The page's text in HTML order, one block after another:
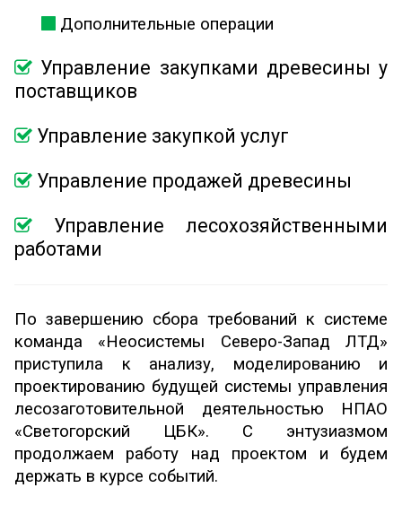
Дополнительные операции
Управление закупками древесины у
поставщиков
Управление закупкой услуг
Управление продажей древесины
Управление лесохозяйственными
работами
По завершению сбора требований к системе
команда «Неосистемы Северо-Запад ЛТД»
приступила к анализу, моделированию и
проектированию будущей системы управления
лесозаготовительной деятельностью НПАО
«Светогорский ЦБК». С энтузиазмом
продолжаем работу над проектом и будем
держать в курсе событий.